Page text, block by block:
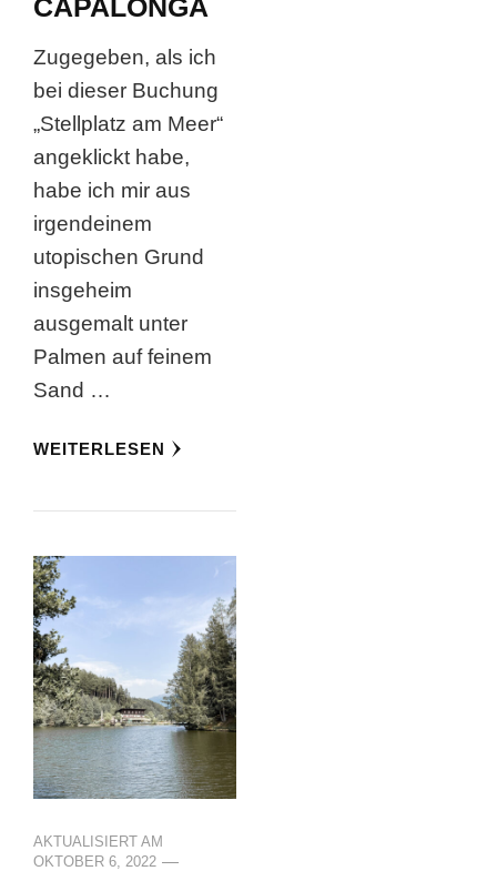
CAPALONGA
Zugegeben, als ich
bei dieser Buchung
„Stellplatz am Meer“
angeklickt habe,
habe ich mir aus
irgendeinem
utopischen Grund
insgeheim
ausgemalt unter
Palmen auf feinem
Sand …
WEITERLESEN
AKTUALISIERT AM
OKTOBER 6, 2022